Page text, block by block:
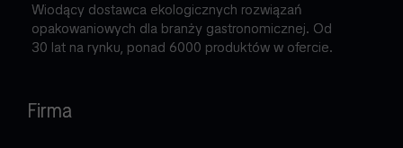
Wiodący dostawca ekologicznych rozwiązań
opakowaniowych dla branży gastronomicznej. Od
30 lat na rynku, ponad 6000 produktów w ofercie.
Firma